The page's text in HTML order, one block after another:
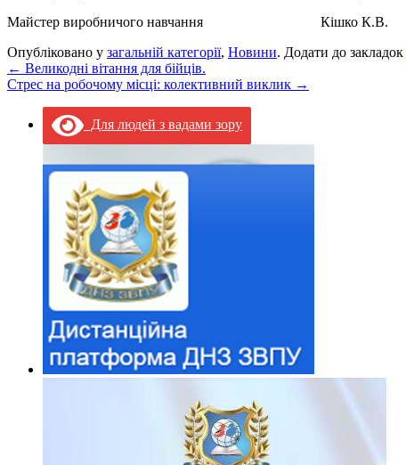
Майстер виробничого навчання Кішко К.В.
Опубліковано у загальній категорії, Новини. Додати до закладок
← Великодні вітання для бійців.
Стрес на робочому місці: колективний виклик →
Для людей з вадами зору